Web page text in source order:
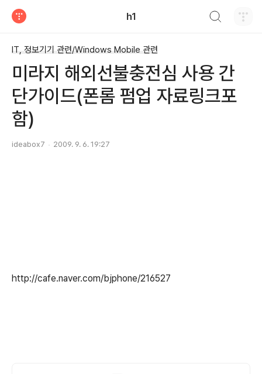
h1
IT, 정보기기 관련/Windows Mobile 관련
미라지 해외선불충전심 사용 간
단가이드(폰롬 펌업 자료링크포
함)
ideabox7 2009. 9. 6. 19:27
http://cafe.naver.com/bjphone/216527